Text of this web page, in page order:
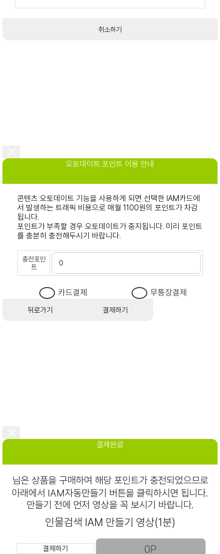
취소하기
오토데이트 포인트 이용 안내
콘텐츠 오토데이트 기능을 사용하게 되면 선택한 IAM카드에
서 발생하는 트래픽 비용으로 매월 1100원의 포인트가 차감
됩니다.
포인트가 부족할 경우 오토데이트가 중지됩니다. 미리 포인트
를 충분히 충전해두시기 바랍니다.
충전포인
트
카드결제 무통장결제
뒤로가기 결제하기
결제완료
님은 상품을 구매하여 해당 포인트가 충전되었으므로
아래에서 IAM자동만들기 버튼을 클릭하시면 됩니다.
만들기 전에 먼저 영상을 꼭 보시기 바랍니다.
인물검색 IAM 만들기 영상(1분)
결제하기